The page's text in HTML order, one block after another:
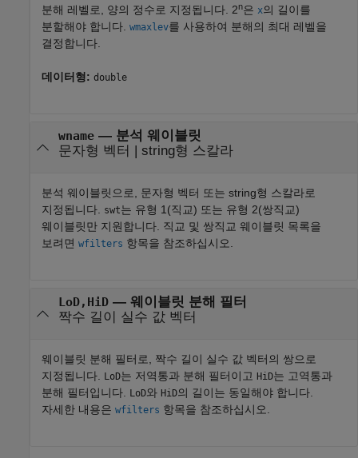
분해 레벨로, 양의 정수로 지정됩니다. 2n은 x의 길이를
분할해야 합니다. wmaxlev를 사용하여 분해의 최대 레벨을
결정합니다.
데이터형: double
wname— 분석 웨이블릿
문자형 벡터 | string형 스칼라
분석 웨이블릿으로, 문자형 벡터 또는 string형 스칼라로
지정됩니다.
swt는 유형 1(직교) 또는 유형 2(쌍직교)
웨이블릿만 지원합니다. 직교 및 쌍직교 웨이블릿 목록을
보려면 wfilters 항목을 참조하십시오.
LoD,HiD— 웨이블릿 분해 필터
짝수 길이 실수 값 벡터
웨이블릿 분해 필터로, 짝수 길이 실수 값 벡터의 쌍으로
지정됩니다. LoD는 저역통과 분해 필터이고 HiD는 고역통과
분해 필터입니다. LoD와 HiD의 길이는 동일해야 합니다.
자세한 내용은 wfilters 항목을 참조하십시오.